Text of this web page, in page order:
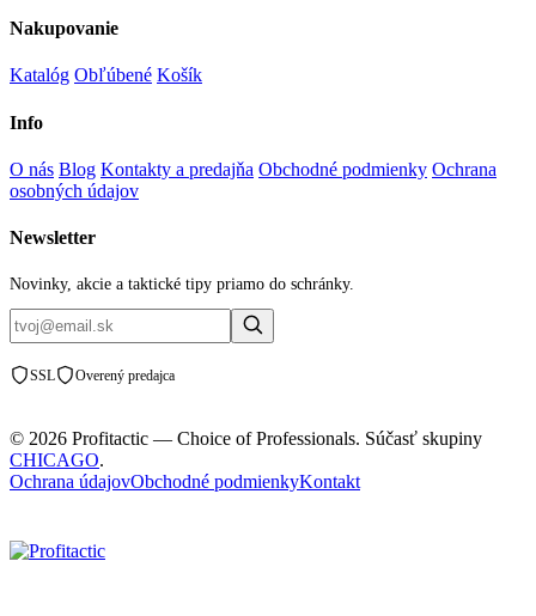
Nakupovanie
Katalóg Obľúbené Košík
Info
O nás Blog Kontakty a predajňa Obchodné podmienky Ochrana
osobných údajov
Newsletter
Novinky, akcie a taktické tipy priamo do schránky.
SSL Overený predajca
© 2026 Profitactic — Choice of Professionals. Súčasť skupiny
CHICAGO.
Ochrana údajovObchodné podmienkyKontakt